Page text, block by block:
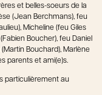
et belles-soeurs de la
(Jean Berchmans), feu
Micheline (feu Giles
Boucher), feu Daniel
(Martin Bouchard), Marlène
parents et ami(e)s.
particulièrement au